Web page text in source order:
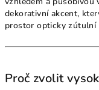
dekorativní akcent,
prostor opticky zútulní
Proč zvolit